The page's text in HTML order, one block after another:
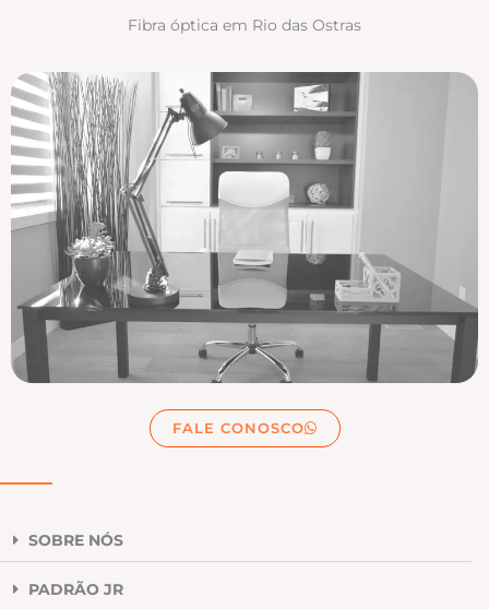
Fibra óptica em Rio das Ostras
FALE CONOSCO
SOBRE NÓS
PADRÃO JR